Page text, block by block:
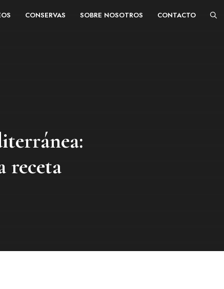
CONSERVAS SOBRE NOSOTROS CONTACTO
receta